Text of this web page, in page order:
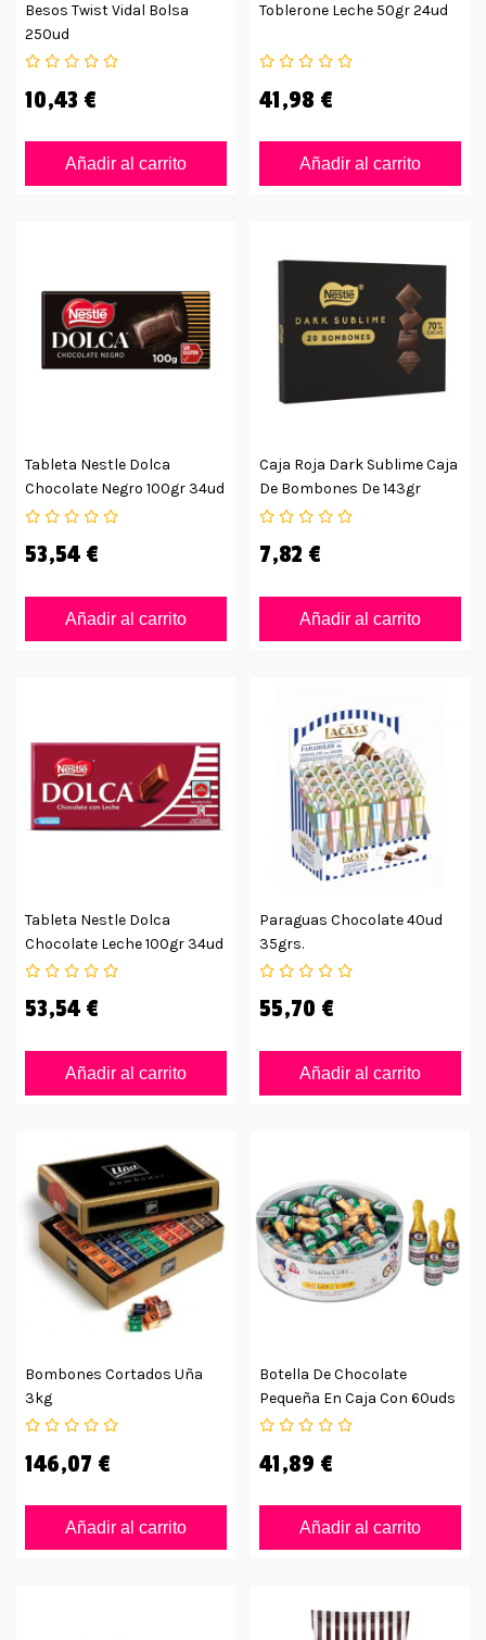
Besos Twist Vidal Bolsa
250ud
10,43 €
Añadir al carrito
Toblerone Leche 50gr 24ud
41,98 €
Añadir al carrito
Tableta Nestle Dolca
Chocolate Negro 100gr 34ud
53,54 €
Añadir al carrito
Caja Roja Dark Sublime Caja
De Bombones De 143gr
7,82 €
Añadir al carrito
Tableta Nestle Dolca
Chocolate Leche 100gr 34ud
53,54 €
Añadir al carrito
Paraguas Chocolate 40ud
35grs.
55,70 €
Añadir al carrito
Bombones Cortados Uña
3kg
146,07 €
Añadir al carrito
Botella De Chocolate
Pequeña En Caja Con 60uds
41,89 €
Añadir al carrito